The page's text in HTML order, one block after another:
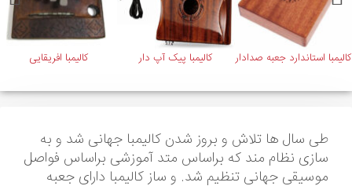
کالیمبا افریقایی کالیمبا پیک آپ دار کالیمبا استاندارد جعبه صدادار
طی سال ها تلاش و بروز شدن کالیمبا جهانی شد و به
سازی نظام مند که براساس متد آموزشی براساس فواصل
موسیقی جهانی تنظیم شد. و ساز کالیمبا دارای جعبه